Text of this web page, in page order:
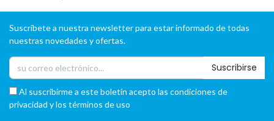
Suscríbete a nuestra newsletter para estar informado de todas
nuestras novedades y ofertas.
Suscribirse
Al suscribirme a este boletín acepto las condiciones de
privacidad y los términos de uso